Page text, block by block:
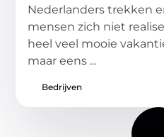
Nederlanders trekken
mensen zich niet
heel veel mooie
maar eens ...
Bedrijven